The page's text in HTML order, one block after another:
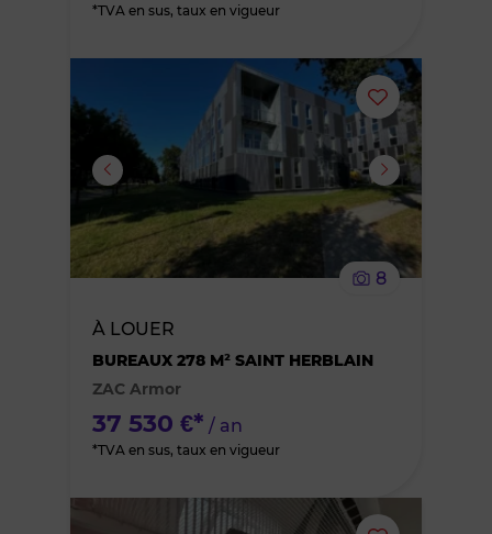
*TVA en sus, taux en vigueur
Ajouter
ou
supprimer
le
8
À LOUER
BUREAUX 278 M² SAINT HERBLAIN
ZAC Armor
37 530 €* / an
*TVA en sus, taux en vigueur